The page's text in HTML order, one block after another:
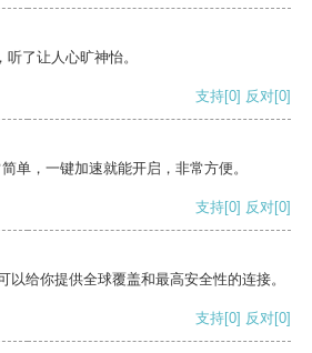
了让人心旷神怡。
支持[0] 反对[0]
单，一键加速就能开启，非常方便。
支持[0] 反对[0]
以给你提供全球覆盖和最高安全性的连接。
支持[0] 反对[0]